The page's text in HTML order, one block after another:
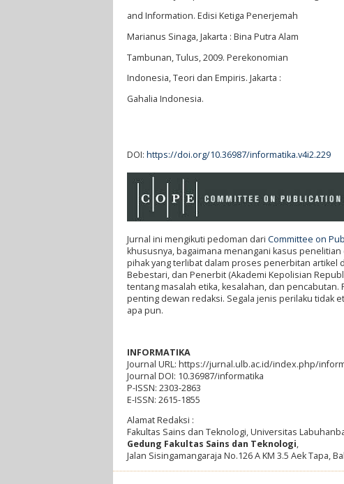
and Information. Edisi Ketiga Penerjemah
Marianus Sinaga, Jakarta : Bina Putra Alam
Tambunan, Tulus, 2009. Perekonomian
Indonesia, Teori dan Empiris. Jakarta :
Gahalia Indonesia.
DOI: https://doi.org/10.36987/informatika.v4i2.229
Jurnal ini mengikuti pedoman dari Committee on
khususnya, bagaimana menangani kasus
pihak yang terlibat dalam proses penerbitan artikel
Bebestari, dan Penerbit (Akademi Kepolisian
tentang masalah etika, kesalahan, dan
penting dewan redaksi. Segala jenis perilaku tidak
apa pun.
INFORMATIKA
Journal URL: https://jurnal.ulb.ac.id/index.php/
Journal DOI: 10.36987/informatika
P-ISSN: 2303-2863
E-ISSN: 2615-1855
Alamat Redaksi :
Fakultas Sains dan Teknologi, Universitas
Gedung Fakultas Sains dan Teknologi,
Jalan Sisingamangaraja No.126 A KM 3.5 Aek Tapa,